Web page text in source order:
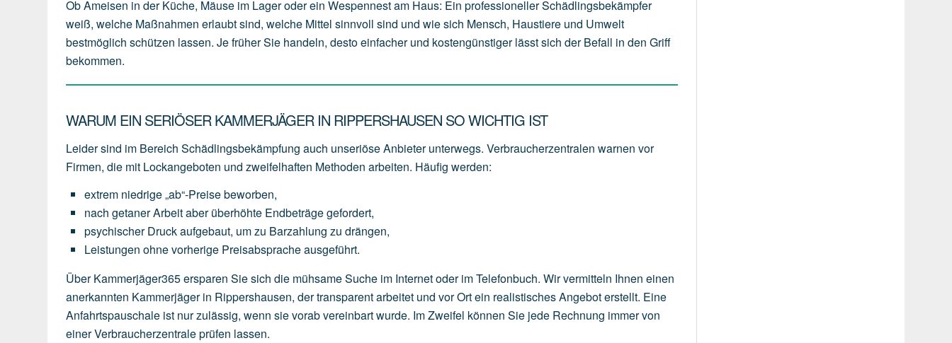
Ob Ameisen in der Küche, Mäuse im Lager oder ein Wespennest am Haus: Ein professioneller Schädlingsbekämpfer
weiß, welche Maßnahmen erlaubt sind, welche Mittel sinnvoll sind und wie sich Mensch, Haustiere und Umwelt
bestmöglich schützen lassen. Je früher Sie handeln, desto einfacher und kostengünstiger lässt sich der Befall in den Griff
bekommen.
WARUM EIN SERIÖSER KAMMERJÄGER IN RIPPERSHAUSEN SO WICHTIG IST
Leider sind im Bereich Schädlingsbekämpfung auch unseriöse Anbieter unterwegs. Verbraucherzentralen warnen vor
Firmen, die mit Lockangeboten und zweifelhaften Methoden arbeiten. Häufig werden:
extrem niedrige„ab“-Preisebeworben,
nach getanerArbeitaber überhöhte Endbeträgegefordert,
psychischer Druckaufgebaut, umzu Barzahlung zu drängen,
Leistungen ohnevorherige Preisabspracheausgeführt.
Über Kammerjäger365 ersparen Sie sich die mühsame Suche im Internet oder im Telefonbuch. Wir vermitteln Ihnen einen
anerkannten Kammerjäger in Rippershausen, der transparent arbeitet und vor Ort ein realistisches Angebot erstellt. Eine
Anfahrtspauschale ist nur zulässig, wenn sie vorab vereinbart wurde. Im Zweifel können Sie jede Rechnung immer von
einer Verbraucherzentrale prüfen lassen.